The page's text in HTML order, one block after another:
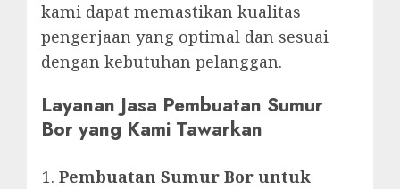
kami dapat memastikan kualitas
pengerjaan yang optimal dan sesuai
dengan kebutuhan pelanggan.
Layanan Jasa Pembuatan Sumur
Bor yang Kami Tawarkan
Pembuatan Sumur Bor untuk